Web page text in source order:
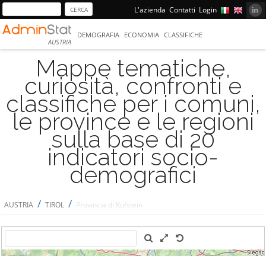
L'azienda Contatti Login
AUSTRIA
DEMOGRAFIA ECONOMIA CLASSIFICHE
Mappe tematiche,
curiosità, confronti e
classifiche per i comuni,
le province e le regioni
sulla base di 20
indicatori socio-
demografici
AUSTRIA / TIROL / Provincia di Kufstein